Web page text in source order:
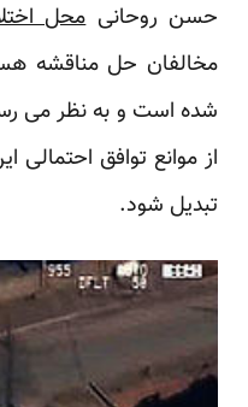
حسن روحانیمحل
مخالفان حل مناقشه
شده است و به نظر می
از موانع توافق احتمالی
تبدیل شود.